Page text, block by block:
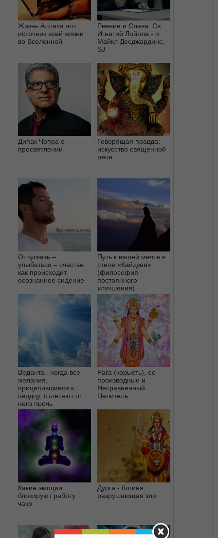
Жизнь Аллаха это
источник всей жизни
во Вселенной
Рвение и Слава: Св.
Игнатий Лойола - о.
Майкл Десджардинс,
SJ
Дипак Чопра о
просветлении
Говорящая правда:
искусство священной
речи
Отпускать –
улыбаться – счастье:
как происходит
осознанное сидение
Путь к вашей мечте в
стиле «Кайдзен»
(философия
постоянного
улучшения)
Веданта - когда все
желания,
прицепившиеся к
сердцу, отлетают от
него прочь
Рага (корысть), ее
производные и
Несравненный
Целитель
Какие эмоции
блокируют работу
чакр
Дурга - богиня,
разрушающая зло